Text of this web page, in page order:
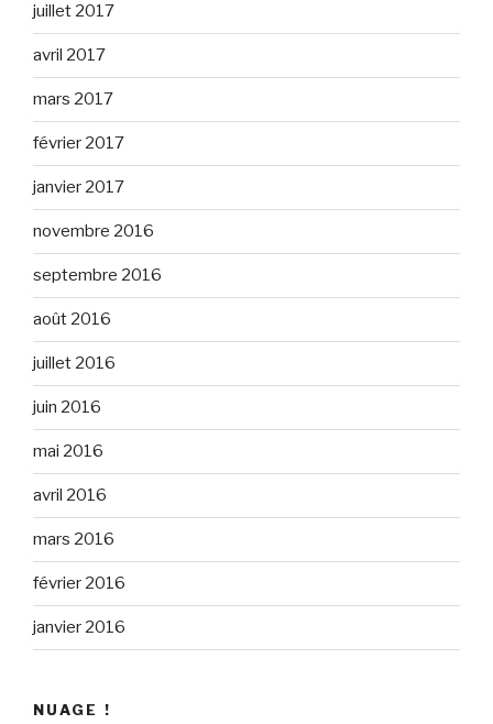
juillet 2017
avril 2017
mars 2017
février 2017
janvier 2017
novembre 2016
septembre 2016
août 2016
juillet 2016
juin 2016
mai 2016
avril 2016
mars 2016
février 2016
janvier 2016
NUAGE !